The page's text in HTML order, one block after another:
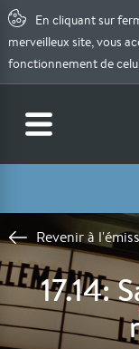
En cliquant sur
merveilleux site, vous
fonctionnement de
Revenir à
17.14: